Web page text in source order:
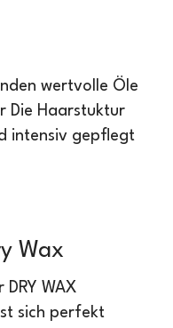
Wax
DRY WAX
sich perfekt
wertvolle Öle
Die Haarstuktur
intensiv gepflegt